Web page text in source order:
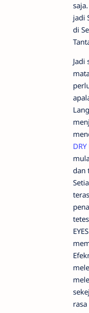
jadi
di
Jadi
DRY
dan